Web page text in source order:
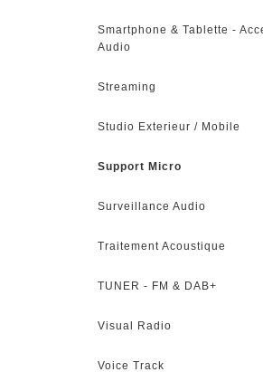
Smartphone & Tablette -
Audio
Streaming
Studio Exterieur / Mobile
Support Micro
Surveillance Audio
Traitement Acoustique
TUNER - FM & DAB+
Visual Radio
Voice Track